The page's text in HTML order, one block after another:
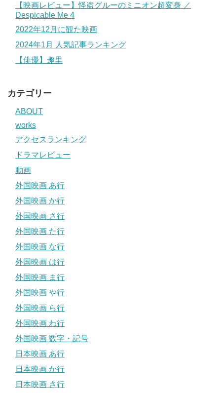
【映画レビュー】怪盗グルーのミニオン超変身 ／
Despicable Me 4
2022年12月に観た映画
2024年1月 人気記事ランキング
【俳優】趣里
カテゴリー
ABOUT
works
アクセスランキング
ドラマレビュー
動画
外国映画 あ行
外国映画 か行
外国映画 さ行
外国映画 た行
外国映画 な行
外国映画 は行
外国映画 ま行
外国映画 や行
外国映画 ら行
外国映画 わ行
外国映画 数字・記号
日本映画 あ行
日本映画 か行
日本映画 さ行